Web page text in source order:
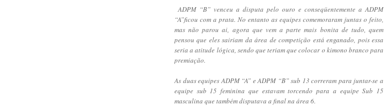
ADPM “B” venceu a disputa pelo ouro e conseqüentemente a ADPM
“A”ficou com a prata. No entanto as equipes comemoraram juntas o feito,
mas não parou ai, agora que vem a parte mais bonita de tudo, quem
pensou que eles sairiam da área de competição está enganado, pois essa
seria a atitude lógica, sendo que teriam que colocar o kimono branco para
premiação.
As duas equipes ADPM “A” e ADPM “B” sub 13 correram para juntar-se a
equipe sub 15 feminina que estavam torcendo para a equipe Sub 15
masculina que também disputava a final na área 6.